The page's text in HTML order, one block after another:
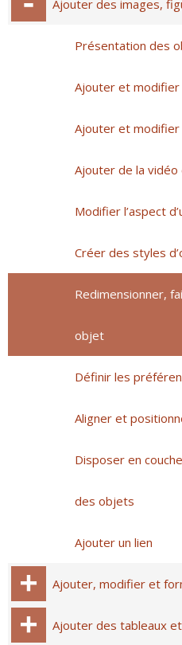
Ajouter des images,
Présentation des
Ajouter et modifier
Ajouter et
Ajouter de la vidéo
Modifier l’aspect
Créer des styles
Redimensionner,
objet
Définir les
Aligner et
Disposer en
des objets
Ajouter un lien
Ajouter, modifier et
Ajouter des tableaux